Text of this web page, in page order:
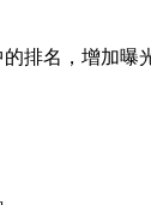
排名，增加曝